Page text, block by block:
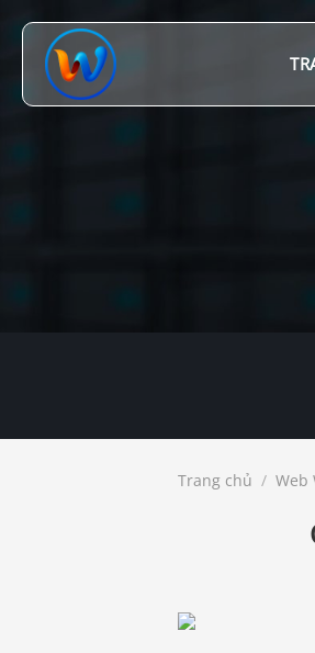
đến
Trang chủ / Web